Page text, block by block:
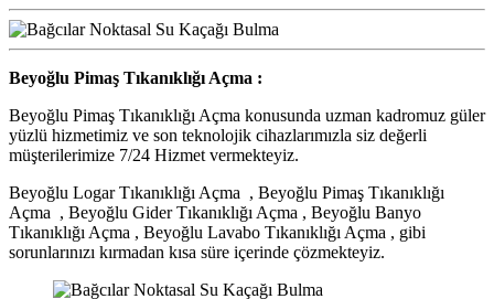
Beyoğlu Pimaş Tıkanıklığı Açma :
Beyoğlu Pimaş Tıkanıklığı Açma konusunda uzman kadromuz güler
yüzlü hizmetimiz ve son teknolojik cihazlarımızla siz değerli
müşterilerimize 7/24 Hizmet vermekteyiz.
Beyoğlu Logar Tıkanıklığı Açma , Beyoğlu Pimaş Tıkanıklığı
Açma , Beyoğlu Gider Tıkanıklığı Açma , Beyoğlu Banyo
Tıkanıklığı Açma , Beyoğlu Lavabo Tıkanıklığı Açma , gibi
sorunlarınızı kırmadan kısa süre içerinde çözmekteyiz.